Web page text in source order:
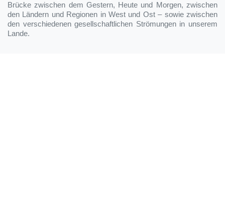
Brücke zwischen dem Gestern, Heute und Morgen, zwischen
den Ländern und Regionen in West und Ost – sowie zwischen
den verschiedenen gesellschaftlichen Strömungen in unserem
Lande.